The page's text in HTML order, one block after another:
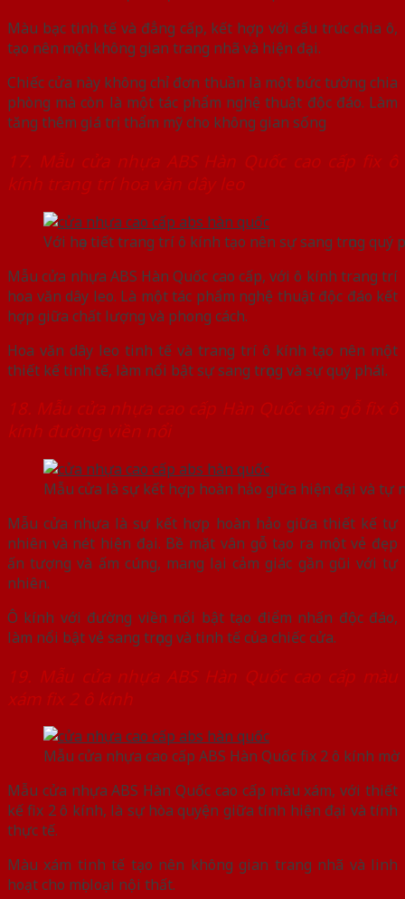
Màu bạc tinh tế và đẳng cấp, kết hợp với cấu trúc chia ô,
tạo nên một không gian trang nhã và hiện đại.
Chiếc cửa này không chỉ đơn thuần là một bức tường chia
phòng mà còn là một tác phẩm nghệ thuật độc đáo. Làm
tăng thêm giá trị thẩm mỹ cho không gian sống
17. Mẫu cửa nhựa ABS Hàn Quốc cao cấp fix ô
kính trang trí hoa văn dây leo
Với họa tiết trang trí ô kính tạo nên sự sang trọng quý
Mẫu cửa nhựa ABS Hàn Quốc cao cấp, với ô kính trang trí
hoa văn dây leo. Là một tác phẩm nghệ thuật độc đáo kết
hợp giữa chất lượng và phong cách.
Hoa văn dây leo tinh tế và trang trí ô kính tạo nên một
thiết kế tinh tế, làm nổi bật sự sang trọng và sự quý phái.
18. Mẫu cửa nhựa cao cấp Hàn Quốc vân gỗ fix ô
kính đường viền nổi
Mẫu cửa là sự kết hợp hoàn hảo giữa hiện đại và tự
Mẫu cửa nhựa là sự kết hợp hoàn hảo giữa thiết kế tự
nhiên và nét hiện đại. Bề mặt vân gỗ tạo ra một vẻ đẹp
ấn tượng và ấm cúng, mang lại cảm giác gần gũi với tự
nhiên.
Ô kính với đường viền nổi bật tạo điểm nhấn độc đáo,
làm nổi bật vẻ sang trọng và tinh tế của chiếc cửa.
19. Mẫu cửa nhựa ABS Hàn Quốc cao cấp màu
xám fix 2 ô kính
Mẫu cửa nhựa cao cấp ABS Hàn Quốc fix 2 ô kính mờ
Mẫu cửa nhựa ABS Hàn Quốc cao cấp màu xám, với thiết
kế fix 2 ô kính, là sự hòa quyện giữa tính hiện đại và tính
thực tế.
Màu xám tinh tế tạo nên không gian trang nhã và linh
hoạt cho mọi loại nội thất.